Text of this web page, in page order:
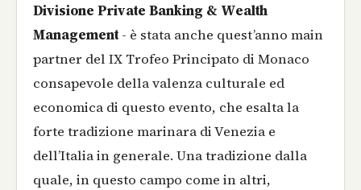
Divisione Private Banking & Wealth
Management - è stata anche quest’anno main
partner del IX Trofeo Principato di Monaco
consapevole della valenza culturale ed
economica di questo evento, che esalta la
forte tradizione marinara di Venezia e
dell’Italia in generale. Una tradizione dalla
quale, in questo campo come in altri,